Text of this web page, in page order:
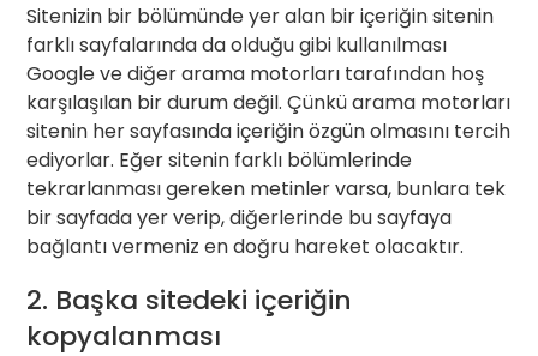
Sitenizin bir bölümünde yer alan bir içeriğin sitenin
farklı sayfalarında da olduğu gibi kullanılması
Google ve diğer arama motorları tarafından hoş
karşılaşılan bir durum değil. Çünkü arama motorları
sitenin her sayfasında içeriğin özgün olmasını tercih
ediyorlar. Eğer sitenin farklı bölümlerinde
tekrarlanması gereken metinler varsa, bunlara tek
bir sayfada yer verip, diğerlerinde bu sayfaya
bağlantı vermeniz en doğru hareket olacaktır.
2. Başka sitedeki içeriğin
kopyalanması